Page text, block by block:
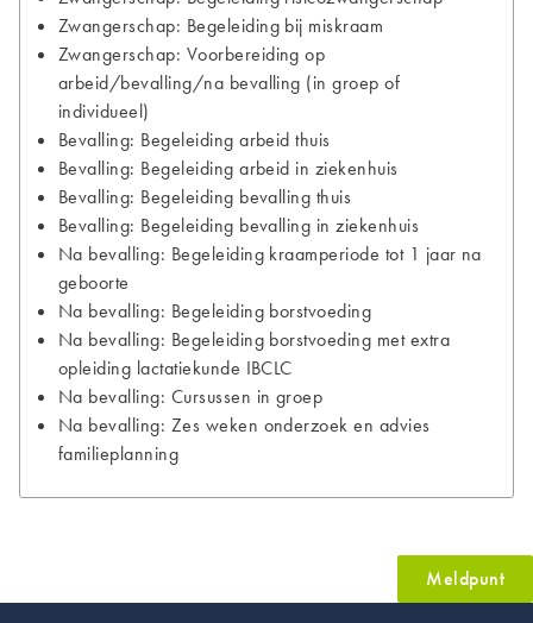
Zwangerschap: Begeleiding bij miskraam
Zwangerschap: Voorbereiding op
arbeid/bevalling/na bevalling (in groep of
individueel)
Bevalling: Begeleiding arbeid thuis
Bevalling: Begeleiding arbeid in ziekenhuis
Bevalling: Begeleiding bevalling thuis
Bevalling: Begeleiding bevalling in ziekenhuis
Na bevalling: Begeleiding kraamperiode tot 1 jaar na
geboorte
Na bevalling: Begeleiding borstvoeding
Na bevalling: Begeleiding borstvoeding met extra
opleiding lactatiekunde IBCLC
Na bevalling: Cursussen in groep
Na bevalling: Zes weken onderzoek en advies
familieplanning
Meldpunt